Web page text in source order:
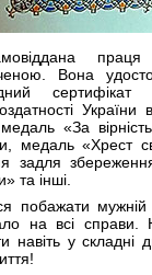
Вона
України
медаль «За
медаль «Хрест
задля
та інші.
побажати
на всі справи.
навіть у складні